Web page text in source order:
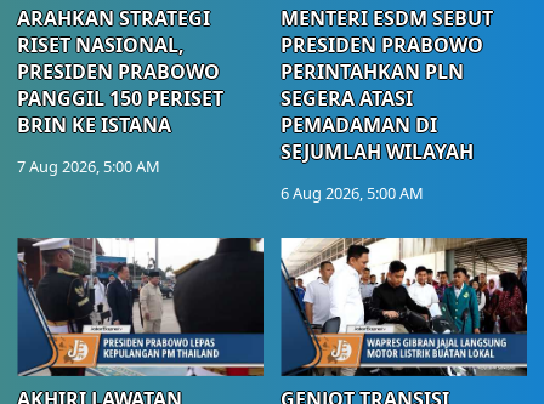
ARAHKAN STRATEGI
RISET NASIONAL,
PRESIDEN PRABOWO
PANGGIL 150 PERISET
BRIN KE ISTANA
7 Aug 2026, 5:00 AM
MENTERI ESDM SEBUT
PRESIDEN PRABOWO
PERINTAHKAN PLN
SEGERA ATASI
PEMADAMAN DI
SEJUMLAH WILAYAH
6 Aug 2026, 5:00 AM